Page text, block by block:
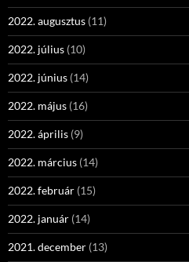
2022. augusztus (11)
2022. július (10)
2022. június (14)
2022. május (16)
2022. április (9)
2022. március (14)
2022. február (15)
2022. január (14)
2021. december (13)